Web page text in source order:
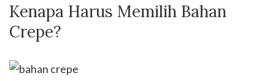
Kenapa Harus Memilih Bahan
Crepe?